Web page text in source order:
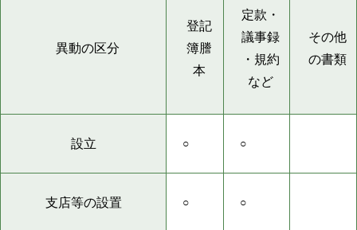
異動の区分
登記
簿謄
本
定款・
議事録
・規約
など
その他
の書類
設立 ○ ○
支店等の設置 ○ ○